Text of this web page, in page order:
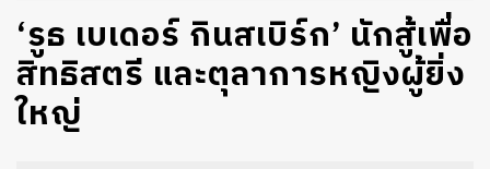
‘รูธ เบเดอร์ กินสเบิร์ก’ นักสู้เพื่อ
สิทธิสตรี และตุลาการหญิงผู้ยิ่ง
ใหญ่